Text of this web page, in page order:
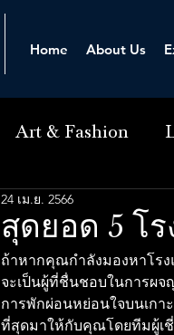
Home About Us
Art & Fashion
สุดยอด 5 โ
24 เม.ย. 2566
ถ้าหากคุณกำลังมองหาโร
จะเป็นผู้ที่ชื่นชอบในการผ
การพักผ่อนหย่อนใจบนเก
ที่สุดมาให้กับคุณโดยทีมผู้เ